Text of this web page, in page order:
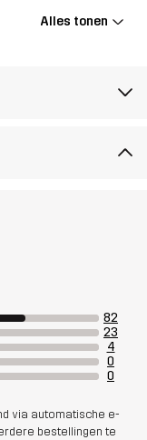
Alles tonen
82
23
4
0
0
via automatische e-
bestellingen te